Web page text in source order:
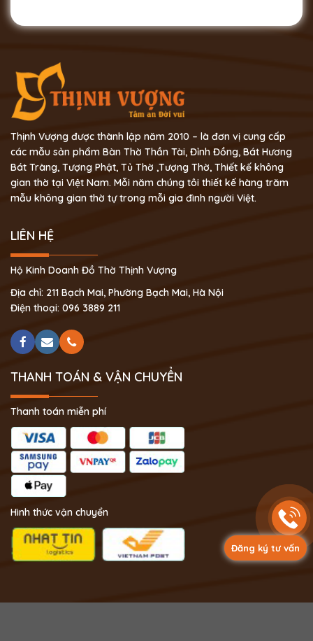
Đăng ký tư vấn
Thịnh Vượng được thành lập năm 2010 – là đơn vị cung cấp
các mẫu sản phẩm Bàn Thờ Thần Tài, Đỉnh Đồng, Bát Hương
Bát Tràng, Tượng Phật, Tủ Thờ ,Tượng Thờ, Thiết kế không
gian thờ tại Việt Nam. Mỗi năm chúng tôi thiết kế hàng trăm
mẫu không gian thờ tự trong mỗi gia đình người Việt.
LIÊN HỆ
Hộ Kinh Doanh Đồ Thờ Thịnh Vượng
Địa chỉ: 211 Bạch Mai, Phường Bạch Mai, Hà Nội
Điện thoại: 096 3889 211
THANH TOÁN & VẬN CHUYỂN
Thanh toán miễn phí
Hình thức vận chuyển